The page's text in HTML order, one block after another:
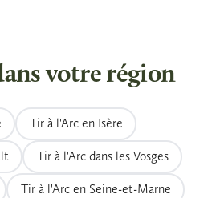
varient d'une structure à
accessibles
des Vosges à la Nouvelle-
de progresser dans un
structuré.
votre région
Tir à l'Arc en Isère
Tir à l'Arc dans les Vosges
Tir à l'Arc en Seine-et-Marne